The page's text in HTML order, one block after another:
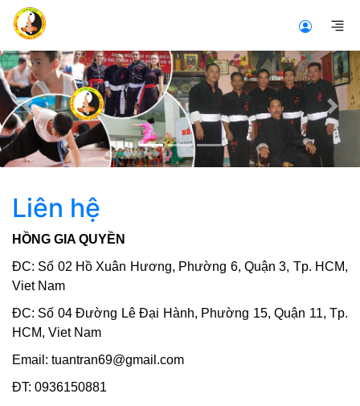
Previous Next
Liên hệ
HỒNG GIA QUYỀN
ĐC: Số 02 Hồ Xuân Hương, Phường 6, Quận 3, Tp. HCM,
Viet Nam
ĐC: Số 04 Đường Lê Đại Hành, Phường 15, Quận 11, Tp.
HCM, Viet Nam
Email: tuantran69@gmail.com
ĐT: 0936150881